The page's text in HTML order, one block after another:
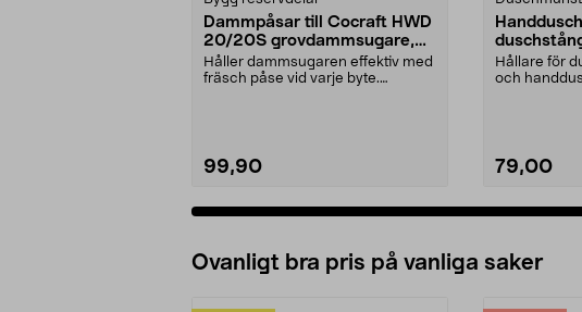
Dammpåsar till Cocraft HWD
20/20S grovdammsugare,
5-pack
Håller dammsugaren effektiv med
fräsch påse vid varje byte.
99,90
Hållare för
och
79,00
Ovanligt bra pris på vanliga saker